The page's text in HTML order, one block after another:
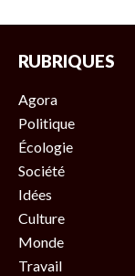
RUBRIQUES
Agora
Politique
Écologie
Société
Idées
Culture
Monde
Travail